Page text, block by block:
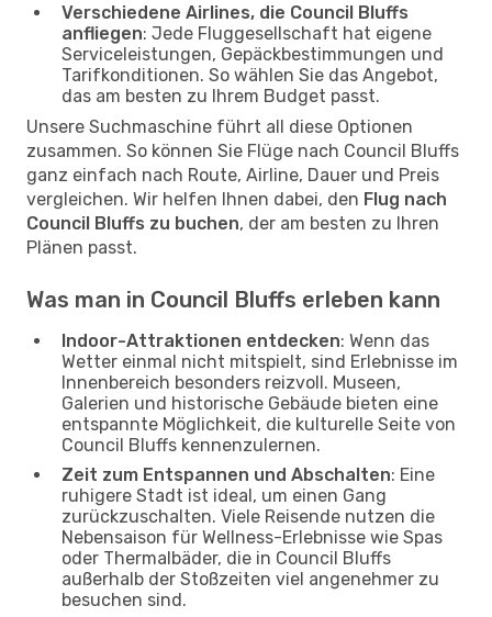
Verschiedene Airlines, die Council Bluffs
anfliegen: Jede Fluggesellschaft hat eigene
Serviceleistungen, Gepäckbestimmungen und
Tarifkonditionen. So wählen Sie das Angebot,
das am besten zu Ihrem Budget passt.
Unsere Suchmaschine führt all diese Optionen
zusammen. So können Sie Flüge nach Council Bluffs
ganz einfach nach Route, Airline, Dauer und Preis
vergleichen. Wir helfen Ihnen dabei, den Flug nach
Council Bluffs zu buchen, der am besten zu Ihren
Plänen passt.
Was man in Council Bluffs erleben kann
Indoor-Attraktionen entdecken: Wenn das
Wetter einmal nicht mitspielt, sind Erlebnisse im
Innenbereich besonders reizvoll. Museen,
Galerien und historische Gebäude bieten eine
entspannte Möglichkeit, die kulturelle Seite von
Council Bluffs kennenzulernen.
Zeit zum Entspannen und Abschalten: Eine
ruhigere Stadt ist ideal, um einen Gang
zurückzuschalten. Viele Reisende nutzen die
Nebensaison für Wellness-Erlebnisse wie Spas
oder Thermalbäder, die in Council Bluffs
außerhalb der Stoßzeiten viel angenehmer zu
besuchen sind.